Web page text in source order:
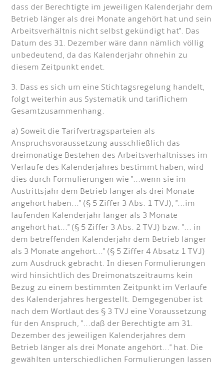
dass der Berechtigte im jeweiligen Kalenderjahr dem
Betrieb länger als drei Monate angehört hat und sein
Arbeitsverhältnis nicht selbst gekündigt hat". Das
Datum des 31. Dezember wäre dann nämlich völlig
unbedeutend, da das Kalenderjahr ohnehin zu
diesem Zeitpunkt endet.
3. Dass es sich um eine Stichtagsregelung handelt,
folgt weiterhin aus Systematik und tariflichem
Gesamtzusammenhang.
a) Soweit die Tarifvertragsparteien als
Anspruchsvoraussetzung ausschließlich das
dreimonatige Bestehen des Arbeitsverhältnisses im
Verlaufe des Kalenderjahres bestimmt haben, wird
dies durch Formulierungen wie "...wenn sie im
Austrittsjahr dem Betrieb länger als drei Monate
angehört haben..." (§ 5 Ziffer 3 Abs. 1 TVJ), "...im
laufenden Kalenderjahr länger als 3 Monate
angehört hat..." (§ 5 Ziffer 3 Abs. 2 TVJ) bzw. "... in
dem betreffenden Kalenderjahr dem Betrieb länger
als 3 Monate angehört..." (§ 5 Ziffer 4 Absatz 1 TVJ)
zum Ausdruck gebracht. In diesen Formulierungen
wird hinsichtlich des Dreimonatszeitraums kein
Bezug zu einem bestimmten Zeitpunkt im Verlaufe
des Kalenderjahres hergestellt. Demgegenüber ist
nach dem Wortlaut des § 3 TVJ eine Voraussetzung
für den Anspruch, "...daß der Berechtigte am 31.
Dezember des jeweiligen Kalenderjahres dem
Betrieb länger als drei Monate angehört..." hat. Die
gewählten unterschiedlichen Formulierungen lassen